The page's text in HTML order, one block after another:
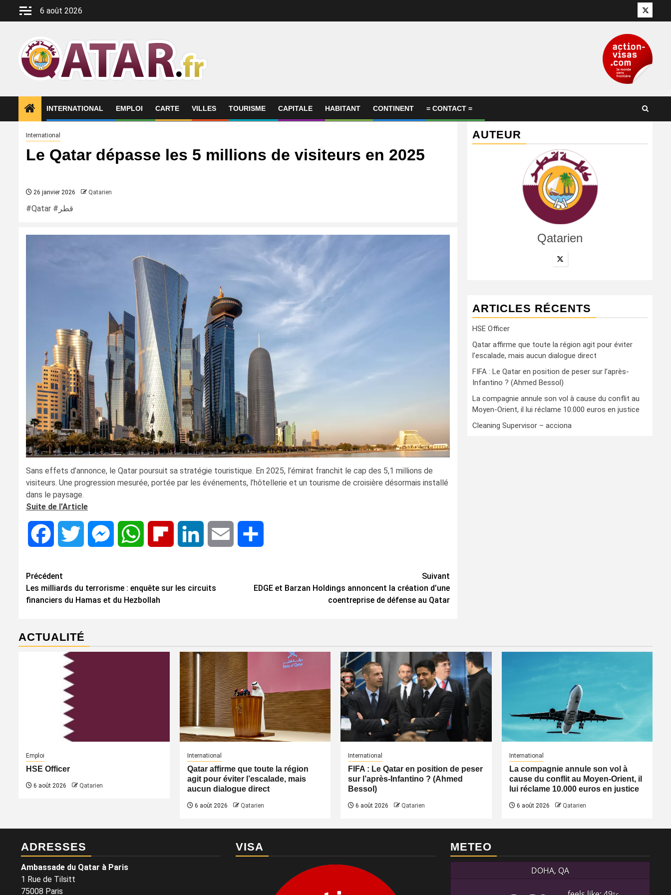
6 août 2026 Twitter
INTERNATIONAL EMPLOI CARTE VILLES TOURISME CAPITALE HABITANT CONTINENT = CONTACT =
International
Le Qatar dépasse les 5 millions de visiteurs en 2025
26 janvier 2026 Qatarien
#Qatar #قطر
Sans effets d’annonce, le Qatar poursuit sa stratégie touristique. En 2025, l’émirat franchit le cap des 5,1 millions de
visiteurs. Une progression mesurée, portée par les événements, l’hôtellerie et un tourisme de croisière désormais installé
dans le paysage.
Suite de l’Article
Facebook Twitter MessengerWhatsApp Flipboard LinkedIn Email
Navigation
d’article
Précédent
Les milliards du terrorisme : enquête sur les circuits
financiers du Hamas et du Hezbollah
Suivant
EDGE et Barzan Holdings annoncent la création d’une
coentreprise de défense au Qatar
AUTEUR
Qatarien
ARTICLES RÉCENTS
HSE Officer
Qatar affirme que toute la région agit pour éviter
l’escalade, mais aucun dialogue direct
FIFA : Le Qatar en position de peser sur l’après-
Infantino ? (Ahmed Bessol)
La compagnie annule son vol à cause du conflit au
Moyen-Orient, il lui réclame 10.000 euros en justice
Cleaning Supervisor – acciona
ACTUALITÉ
Emploi
HSE Officer
6 août 2026 Qatarien
International
Qatar affirme que toute la région
agit pour éviter l’escalade, mais
aucun dialogue direct
6 août 2026 Qatarien
International
FIFA : Le Qatar en position de peser
sur l’après-Infantino ? (Ahmed
Bessol)
6 août 2026 Qatarien
International
La compagnie annule son vol à
cause du conflit au Moyen-Orient, il
lui réclame 10.000 euros en justice
6 août 2026 Qatarien
ADRESSES
Ambassade du Qatar à Paris
1 Rue de Tilsitt
75008 Paris
VISA METEO
DOHA, QA